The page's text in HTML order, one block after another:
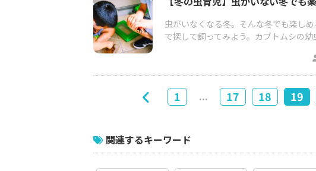
虫がいなくなる冬。そんな冬でも楽し
で探して飼ってみよう。カブトムシの
1 ... 17 18 19
関連するキーワード